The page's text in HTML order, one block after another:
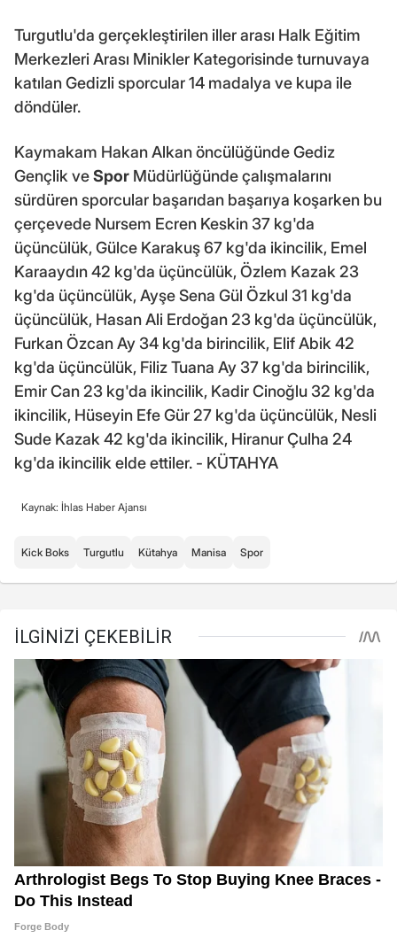
Turgutlu'da gerçekleştirilen iller arası Halk Eğitim
Merkezleri Arası Minikler Kategorisinde turnuvaya
katılan Gedizli sporcular 14 madalya ve kupa ile
döndüler.
Kaymakam Hakan Alkan öncülüğünde Gediz
Gençlik veSpor Müdürlüğünde çalışmalarını
sürdüren sporcular başarıdan başarıya koşarken bu
çerçevede Nursem Ecren Keskin 37 kg'da
üçüncülük, Gülce Karakuş 67 kg'da ikincilik, Emel
Karaaydın 42 kg'da üçüncülük, Özlem Kazak 23
kg'da üçüncülük, Ayşe Sena Gül Özkul 31 kg'da
üçüncülük, Hasan Ali Erdoğan 23 kg'da üçüncülük,
Furkan Özcan Ay 34 kg'da birincilik, Elif Abik 42
kg'da üçüncülük, Filiz Tuana Ay 37 kg'da birincilik,
Emir Can 23 kg'da ikincilik, Kadir Cinoğlu 32 kg'da
ikincilik, Hüseyin Efe Gür 27 kg'da üçüncülük, Nesli
Sude Kazak 42 kg'da ikincilik, Hiranur Çulha 24
kg'da ikincilik elde ettiler. - KÜTAHYA
Kaynak: İhlas Haber Ajansı
Kick Boks Turgutlu Kütahya Manisa Spor